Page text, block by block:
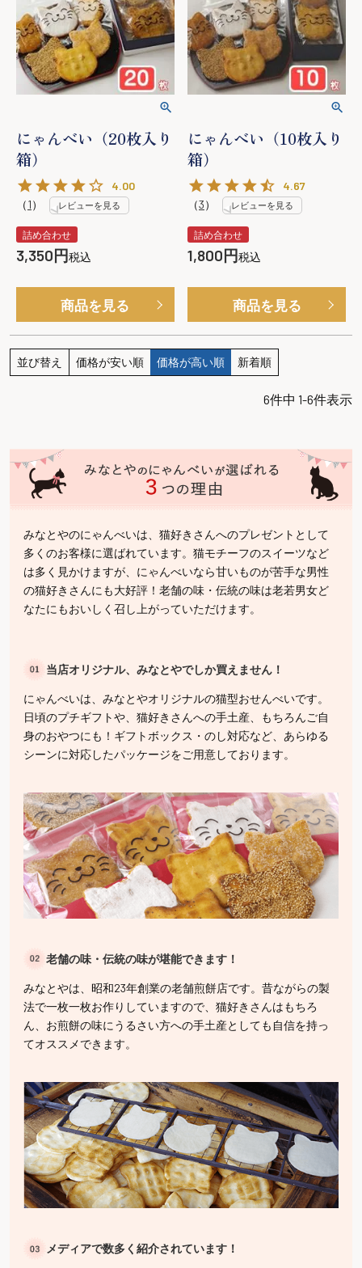
にゃんべい（20枚入り
箱）
4.00
（1） レビューを見る
詰め合わせ
3,350 税込
商品を見る
にゃんべい（10枚入り
箱）
4.67
（3） レビューを見る
詰め合わせ
1,800 税込
商品を見る
並び替え 価格が安い順 価格が高い順 新着順
6件中 1-6件表示
みなとやのにゃんべいは、猫好きさんへのプレゼントとして
多くのお客様に選ばれています。猫モチーフのスイーツなど
は多く見かけますが、にゃんべいなら甘いものが苦手な男性
の猫好きさんにも大好評！老舗の味・伝統の味は老若男女ど
なたにもおいしく召し上がっていただけます。
当店オリジナル、みなとやでしか買えません！
にゃんべいは、みなとやオリジナルの猫型おせんべいです。
日頃のプチギフトや、猫好きさんへの手土産、もちろんご自
身のおやつにも！ギフトボックス・のし対応など、あらゆる
シーンに対応したパッケージをご用意しております。
老舗の味・伝統の味が堪能できます！
みなとやは、昭和23年創業の老舗煎餅店です。昔ながらの製
法で一枚一枚お作りしていますので、猫好きさんはもちろ
ん、お煎餅の味にうるさい方への手土産としても自信を持っ
てオススメできます。
メディアで数多く紹介されています！